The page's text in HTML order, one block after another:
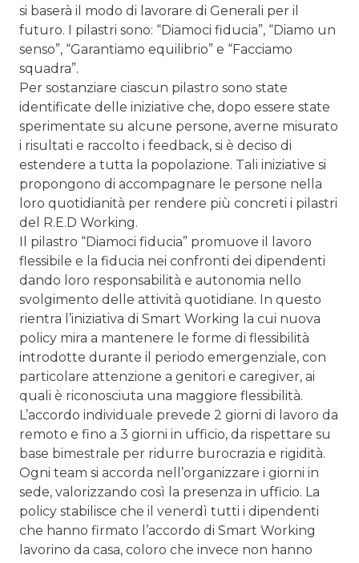
si baserà il modo di lavorare di Generali per il
futuro. I pilastri sono: “Diamoci fiducia”, “Diamo un
senso”, “Garantiamo equilibrio” e “Facciamo
squadra”.
Per sostanziare ciascun pilastro sono state
identificate delle iniziative che, dopo essere state
sperimentate su alcune persone, averne misurato
i risultati e raccolto i feedback, si è deciso di
estendere a tutta la popolazione. Tali iniziative si
propongono di accompagnare le persone nella
loro quotidianità per rendere più concreti i pilastri
del R.E.D Working.
Il pilastro “Diamoci fiducia” promuove il lavoro
flessibile e la fiducia nei confronti dei dipendenti
dando loro responsabilità e autonomia nello
svolgimento delle attività quotidiane. In questo
rientra l’iniziativa di Smart Working la cui nuova
policy mira a mantenere le forme di flessibilità
introdotte durante il periodo emergenziale, con
particolare attenzione a genitori e caregiver, ai
quali è riconosciuta una maggiore flessibilità.
L’accordo individuale prevede 2 giorni di lavoro da
remoto e fino a 3 giorni in ufficio, da rispettare su
base bimestrale per ridurre burocrazia e rigidità.
Ogni team si accorda nell’organizzare i giorni in
sede, valorizzando così la presenza in ufficio. La
policy stabilisce che il venerdì tutti i dipendenti
che hanno firmato l’accordo di Smart Working
lavorino da casa, coloro che invece non hanno